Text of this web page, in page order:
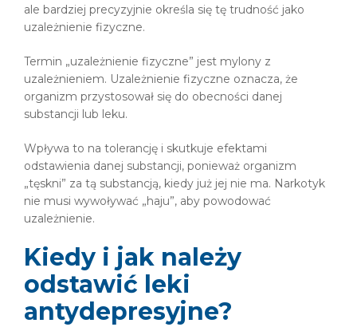
ale bardziej precyzyjnie określa się tę trudność jako
uzależnienie fizyczne.
Termin „uzależnienie fizyczne” jest mylony z
uzależnieniem. Uzależnienie fizyczne oznacza, że
organizm przystosował się do obecności danej
substancji lub leku.
Wpływa to na tolerancję i skutkuje efektami
odstawienia danej substancji, ponieważ organizm
„tęskni” za tą substancją, kiedy już jej nie ma. Narkotyk
nie musi wywoływać „haju”, aby powodować
uzależnienie.
Kiedy i jak należy
odstawić leki
antydepresyjne?